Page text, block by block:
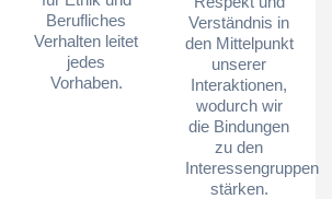
Berufliches
Verhalten leitet
jedes
Vorhaben.
Verständnis in
den Mittelpunkt
unserer
Interaktionen,
wodurch wir
die Bindungen
zu den
Interessengruppen
stärken.